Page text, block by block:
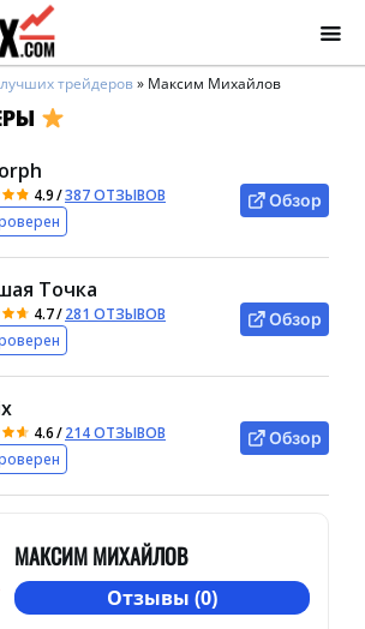
трейдеров» Максим Михайлов
4.9/387 ОТЗЫВОВ
Обзор
Точка
4.7/281 ОТЗЫВОВ
Обзор
4.6/214 ОТЗЫВОВ
Обзор
МАКСИМ МИХАЙЛОВ
Отзывы (0)